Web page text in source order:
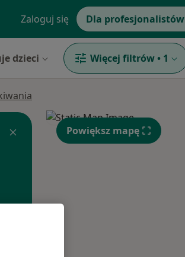
Zaloguj się Dla profesjonalistów
dzieci Więcej filtrów • 1
Powiększ mapę